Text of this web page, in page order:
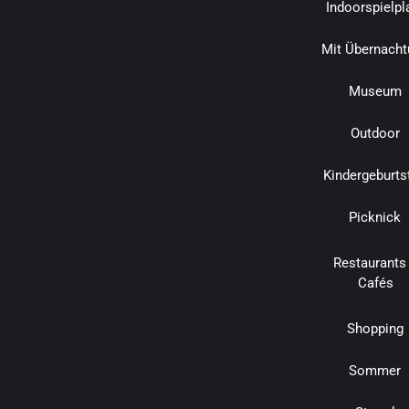
Mit
Museum
Outdoor
Picknick
Restaurants
Cafés
Shopping
Sommer